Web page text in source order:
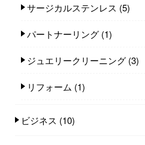
サージカルステンレス (5)
パートナーリング (1)
ジュエリークリーニング (3)
リフォーム (1)
ビジネス (10)